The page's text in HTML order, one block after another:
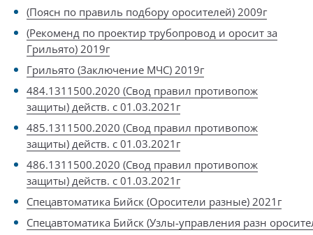
(Поясн по правиль подбору оросителей) 2009г
(Рекоменд по проектир трубопровод и оросит за
Грильято) 2019г
Грильято (Заключение МЧС) 2019г
484.1311500.2020 (Свод правил противопож
защиты) действ. с 01.03.2021г
485.1311500.2020 (Свод правил противопож
защиты) действ. с 01.03.2021г
486.1311500.2020 (Свод правил противопож
защиты) действ. с 01.03.2021г
Спецавтоматика Бийск (Оросители разные) 2021г
Спецавтоматика Бийск (Узлы-управления разн